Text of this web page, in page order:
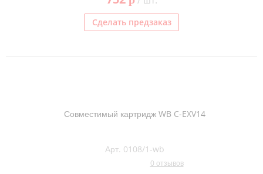
Сделать предзаказ
Совместимый картридж WB C-EXV14
Арт. 0108/1-wb
0 отзывов